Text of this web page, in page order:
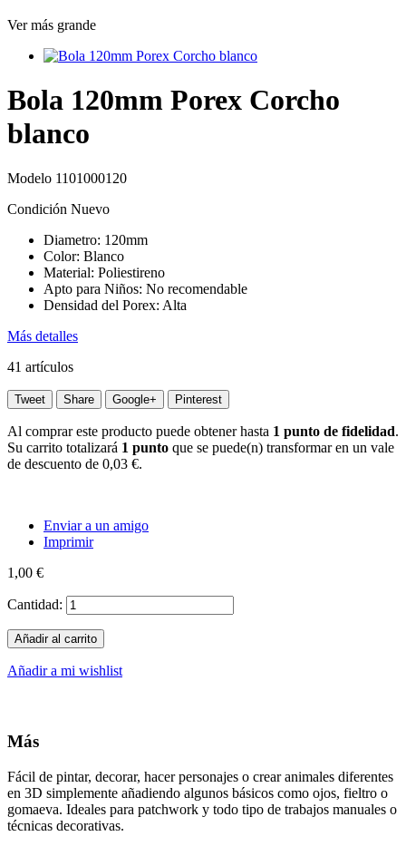
Ver más grande
Bola 120mm Porex Corcho
blanco
Modelo 1101000120
Condición Nuevo
Diametro: 120mm
Color: Blanco
Material: Poliestireno
Apto para Niños: No recomendable
Densidad del Porex: Alta
Más detalles
41 artículos
Tweet Share Google+ Pinterest
Al comprar este producto puede obtener hasta 1 punto de fidelidad.
Su carrito totalizará 1 punto que se puede(n) transformar en un vale
de descuento de 0,03 €.
Enviar a un amigo
Imprimir
1,00 €
Cantidad:
Añadir al carrito
Añadir a mi wishlist
Más
Fácil de pintar, decorar, hacer personajes o crear animales diferentes
en 3D simplemente añadiendo algunos básicos como ojos, fieltro o
gomaeva. Ideales para patchwork y todo tipo de trabajos manuales o
técnicas decorativas.